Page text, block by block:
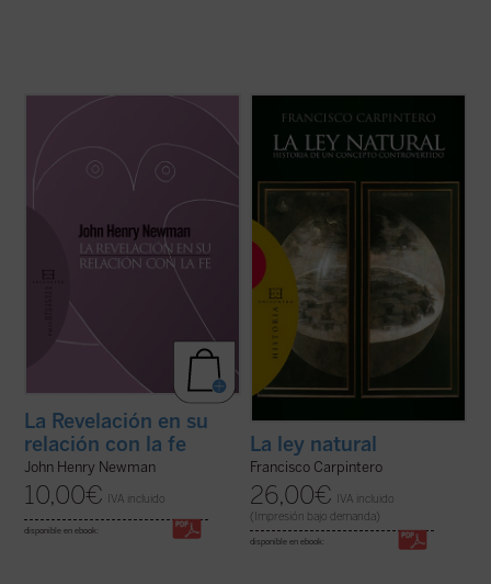
español, J.H. Newman quiere responder a
la acusación de escepticismo que le
expone su ...
La Revelación en su
relación con la fe
John Henry Newman
10,00€ IVA incluido
disponible en ebook:
«Las doctrinas sobre el derecho natural se
han formado dentro de un esfuerzo
conjunto en el que han participado filósofos,
teólogos y juristas, paganos y cristianos».
simplismo o la ideologización con que ...
La ley natural
Francisco Carpintero
26,00€
IVA incluido
(Impresión bajo demanda)
disponible en ebook: